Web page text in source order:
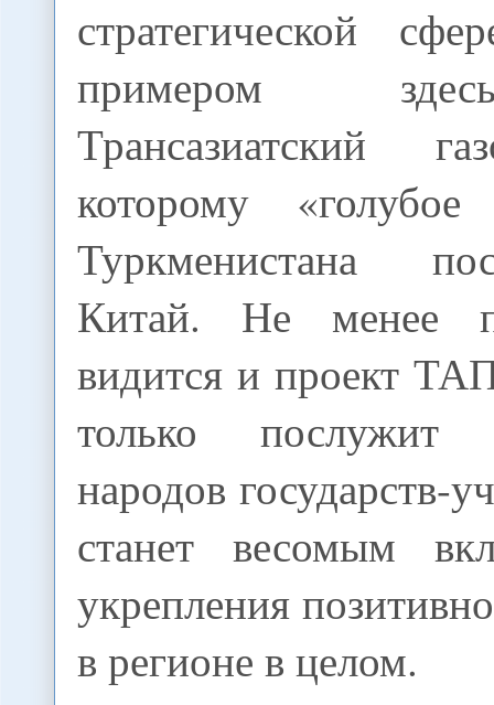
стратегической
примером
Трансазиатский
которому
Туркменистана
Китай. Не менее
видится и проект
только послужит
народов государств-
станет весомым
укрепления
в регионе в целом.